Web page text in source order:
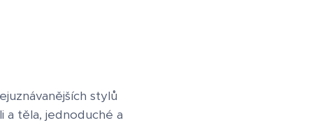
stylů
a těla, jednoduché a